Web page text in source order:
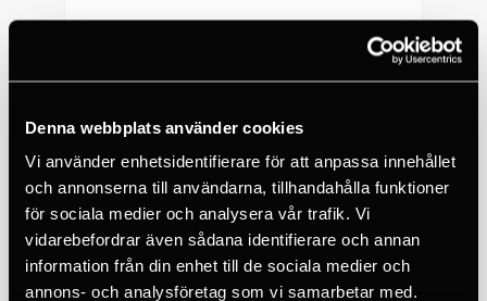
Denna webbplats använder cookies
Vi använder enhetsidentifierare för att anpassa innehållet
och annonserna till användarna, tillhandahålla funktioner
för sociala medier och analysera vår trafik. Vi
vidarebefordrar även sådana identifierare och annan
information från din enhet till de sociala medier och
annons- och analysföretag som vi samarbetar med.